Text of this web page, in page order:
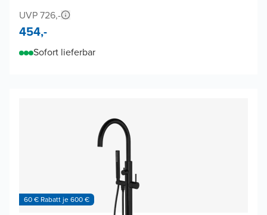
UVP 726,-
454,-
Sofort lieferbar
60 € Rabatt je 600 €